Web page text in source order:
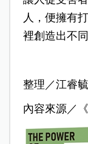
人，便擁有
裡創造出不
整理／江睿毓
內容來源／